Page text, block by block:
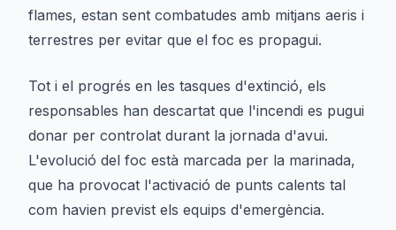
flames, estan sent combatudes amb mitjans aeris i
terrestres per evitar que el foc es propagui.
Tot i el progrés en les tasques d'extinció, els
responsables han descartat que l'incendi es pugui
donar per controlat durant la jornada d'avui.
L'evolució del foc està marcada per la marinada,
que ha provocat l'activació de punts calents tal
com havien previst els equips d'emergència.